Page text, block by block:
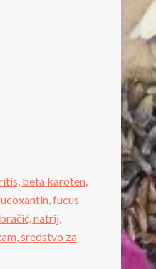
beta karoten,
fucus
natrij,
sredstvo za